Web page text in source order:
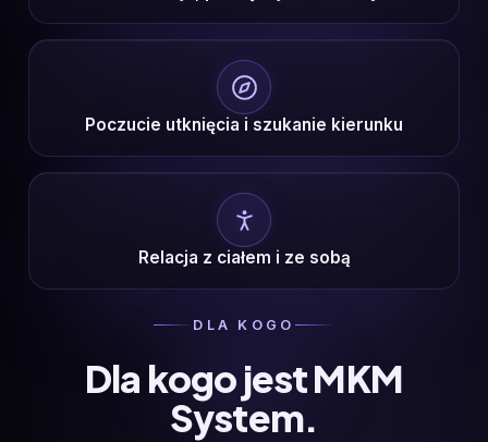
Poczucie utknięcia i szukanie kierunku
Relacja z ciałem i ze sobą
DLA KOGO
Dla kogo jest MKM
System.